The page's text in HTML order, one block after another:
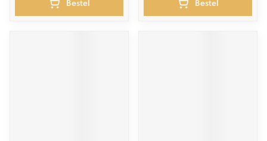
Bestel Bestel